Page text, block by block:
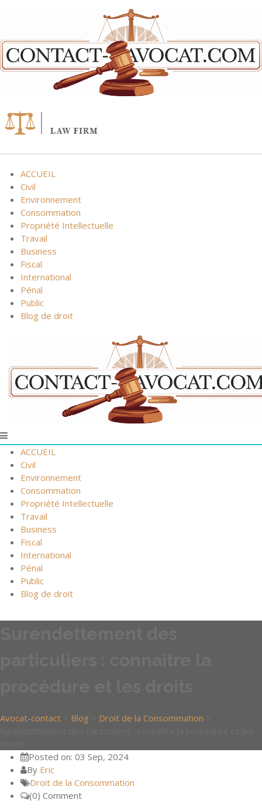
ACCUEIL
Civil
Environnement
Consommation
Propriété Intellectuelle
Travail
Business
Fiscal
International
Pénal
Public
Blog de droit
ACCUEIL
Civil
Environnement
Consommation
Propriété Intellectuelle
Travail
Business
Fiscal
International
Pénal
Public
Blog de droit
Avocat-contact Blog Droit de la Consommation
Posted on: 03 Sep, 2024
By Eric
Droit de la Consommation
(0) Comment